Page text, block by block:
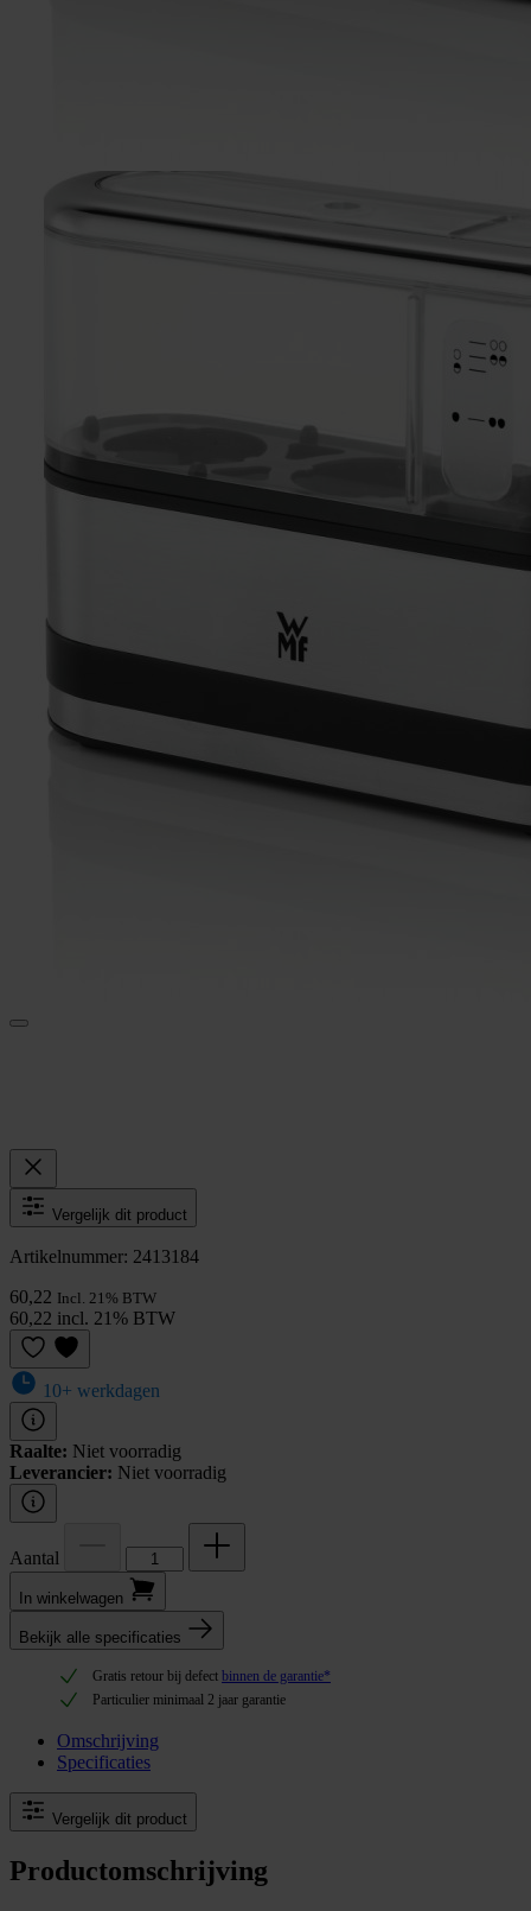
Vergelijk dit product
Artikelnummer: 2413184
60,22 Incl. 21% BTW
60,22 incl. 21% BTW
10+ werkdagen
Raalte: Niet voorradig
Leverancier: Niet voorradig
Aantal
In winkel­wagen
Bekijk alle specificaties
Gratis retour bij defect binnen de garantie*
Particulier minimaal 2 jaar garantie
Omschrijving
Specificaties
Vergelijk dit product
Productomschrijving